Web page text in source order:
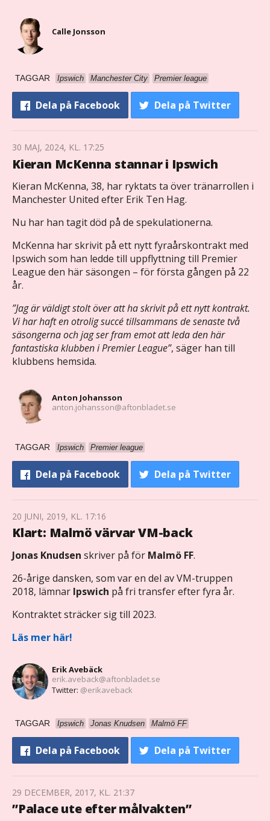
Calle Jonsson
TAGGAR Ipswich Manchester City Premier league
Dela på Facebook Dela på Twitter
30 MAJ, 2024, KL. 17:25
Kieran McKenna stannar i Ipswich
Kieran McKenna, 38, har ryktats ta över tränarrollen i
Manchester United efter Erik Ten Hag.
Nu har han tagit död på de spekulationerna.
McKenna har skrivit på ett nytt fyraårskontrakt med
Ipswich som han ledde till uppflyttning till Premier
League den här säsongen – för första gången på 22
år.
”Jag är väldigt stolt över att ha skrivit på ett nytt kontrakt.
Vi har haft en otrolig succé tillsammans de senaste två
säsongerna och jag ser fram emot att leda den här
fantastiska klubben i Premier League”, säger han till
klubbens hemsida.
Anton Johansson
anton.johansson@aftonbladet.se
TAGGAR Ipswich Premier league
Dela på Facebook Dela på Twitter
20 JUNI, 2019, KL. 17:16
Klart: Malmö värvar VM-back
Jonas Knudsen skriver på för Malmö FF.
26-årige dansken, som var en del av VM-truppen
2018, lämnar Ipswich på fri transfer efter fyra år.
Kontraktet sträcker sig till 2023.
Läs mer här!
Erik Avebäck
erik.aveback@aftonbladet.se
Twitter: @erikaveback
TAGGAR Ipswich Jonas Knudsen Malmö FF
Dela på Facebook Dela på Twitter
29 DECEMBER, 2017, KL. 21:37
”Palace ute efter målvakten”